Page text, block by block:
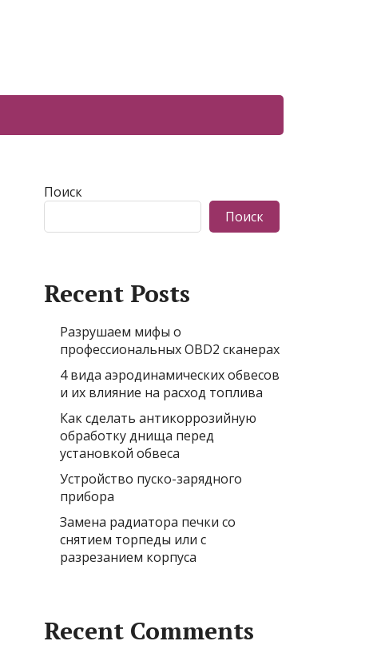
Поиск
Поиск
Recent Posts
Разрушаем мифы о
профессиональных OBD2 сканерах
4 вида аэродинамических обвесов
и их влияние на расход топлива
Как сделать антикоррозийную
обработку днища перед
установкой обвеса
Устройство пуско-зарядного
прибора
Замена радиатора печки со
снятием торпеды или с
разрезанием корпуса
Recent Comments